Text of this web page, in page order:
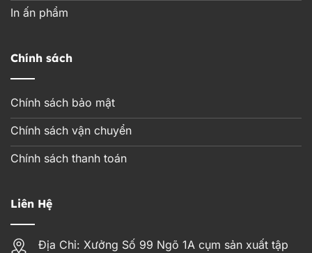
In ấn phẩm
Chính sách
Chính sách bảo mật
Chính sách vận chuyển
Chính sách thanh toán
Liên Hệ
Địa Chỉ: Xưởng Số 99 Ngõ 1A cụm sản xuất tập